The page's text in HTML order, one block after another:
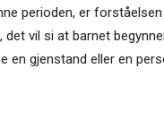
perioden, er
det vil si at barnet
en gjenstand eller en